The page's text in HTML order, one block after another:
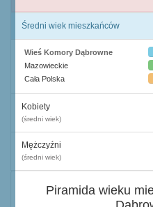
Średni wiek mieszkańców
Wieś Komory Dąbrowne
Mazowieckie
Cała Polska
Kobiety
(średni wiek)
Mężczyźni
(średni wiek)
Piramida wieku